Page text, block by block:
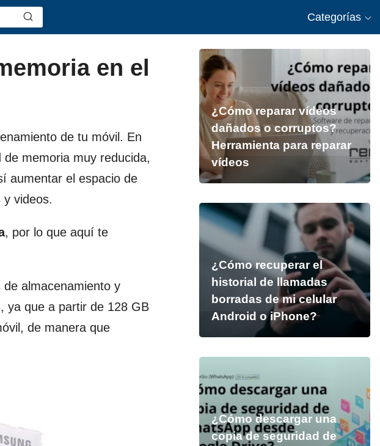
Categorías
en el
de tu móvil. En
memoria muy reducida,
aumentar el espacio de
videos.
, por lo que aquí te
almacenamiento y
ya que a partir de 128 GB
de manera que
¿Cómo reparar vídeos
dañados o corruptos?
Herramienta para reparar
vídeos
¿Cómo recuperar el
historial de llamadas
borradas de mi celular
Android o iPhone?
¿Cómo descargar una
copia de seguridad de